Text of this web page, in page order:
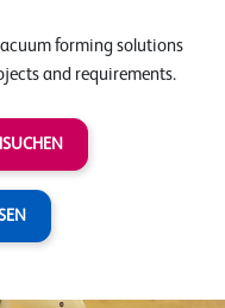
forming solutions
and requirements.